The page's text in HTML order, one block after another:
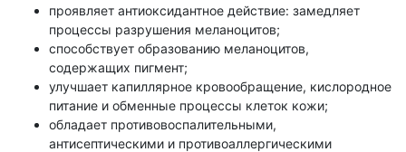
проявляет антиоксидантное действие: замедляет
процессы разрушения меланоцитов;
способствует образованию меланоцитов,
содержащих пигмент;
улучшает капиллярное кровообращение, кислородное
питание и обменные процессы клеток кожи;
обладает противовоспалительными,
антисептическими и противоаллергическими